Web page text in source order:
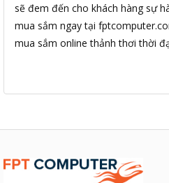
sẽ đem đến cho khách hàng sự
mua sắm ngay tại
mua sắm online thảnh thơi thời